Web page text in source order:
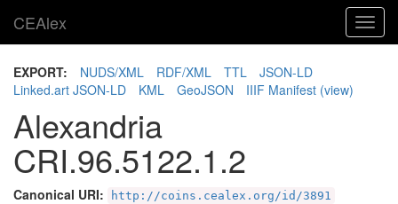
CEAlex
EXPORT: NUDS/XML RDF/XML TTL
JSON-LD
Linked.art JSON-LD
KML GeoJSON IIIF Manifest (view)
Alexandria
CRI.96.5122.1.2
Canonical URI: http://coins.cealex.org/id/3891